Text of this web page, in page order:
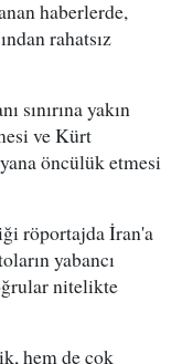
haberlerde,
rahatsız
sınırına yakın
ve Kürt
öncülük etmesi
röportajda İran'a
yabancı
nitelikte
hem de çok